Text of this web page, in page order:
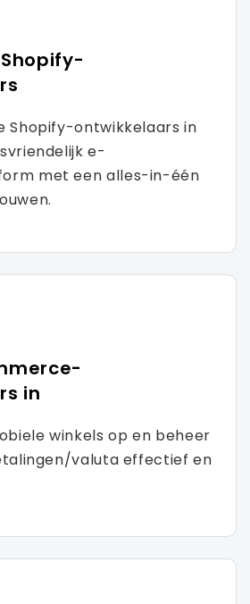
Shopify-ontwikkelaars in
e-
met een alles-in-één
in
winkels op en beheer
valuta effectief en